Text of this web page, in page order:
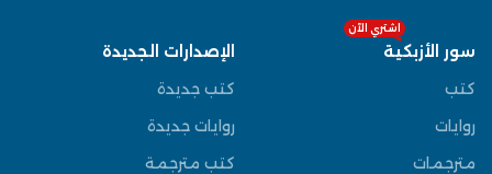
سور الأزبكية
اشتري الآن
كتب
روايات
مترجمات
الإصدارات الجديدة
كتب جديدة
روايات جديدة
كتب مترجمة